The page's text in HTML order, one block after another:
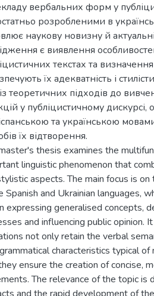
вербальних форм у
розробленими в
наукову новизну й
є виявлення
текстах та
їх адекватність і
теоретичних підходів до
у публіцистичному
та українською
їх відтворення.
thesis examines the
linguistic phenomenon that
aspects. The main focus is
Spanish and Ukrainian languages,
expressing generalised concepts,
and influencing public opinion.
not only retain the verbal
characteristics typical
ensure the creation of concise,
The relevance of the topic is